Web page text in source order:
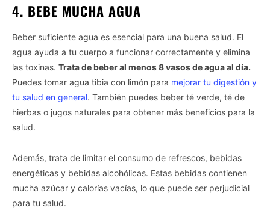
4. BEBE MUCHA AGUA
Beber suficiente agua es esencial para una buena salud. El
agua ayuda a tu cuerpo a funcionar correctamente y elimina
las toxinas. Trata de beber al menos 8 vasos de agua al día.
Puedes tomar agua tibia con limón para mejorar tu digestión y
tu salud en general. También puedes beber té verde, té de
hierbas o jugos naturales para obtener más beneficios para la
salud.
Además, trata de limitar el consumo de refrescos, bebidas
energéticas y bebidas alcohólicas. Estas bebidas contienen
mucha azúcar y calorías vacías, lo que puede ser perjudicial
para tu salud.